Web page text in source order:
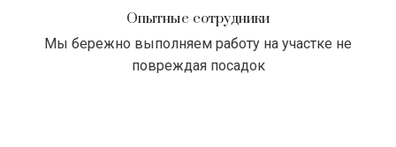
Опытные сотрудники
Мы бережно выполняем работу на участке не
повреждая посадок